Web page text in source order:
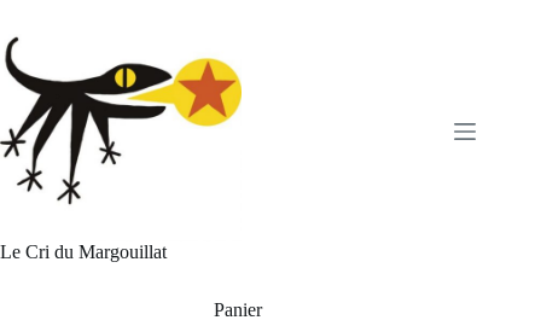
contenu
Le Cri du Margouillat
Panier